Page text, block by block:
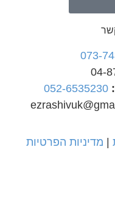
073-
052-6535230
מדיניות הפרטיות